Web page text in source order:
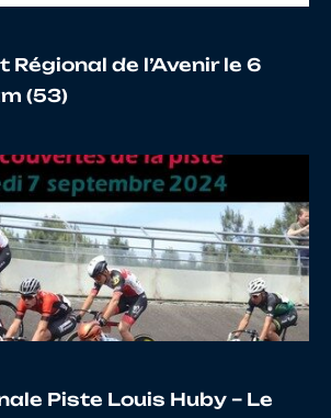
VERNIN Pierre
ROBERT Jules
de l’Avenir le 6
(53)
Piste Louis Huby – Le